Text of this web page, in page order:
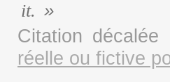
it.
Citation
réelle ou fictive